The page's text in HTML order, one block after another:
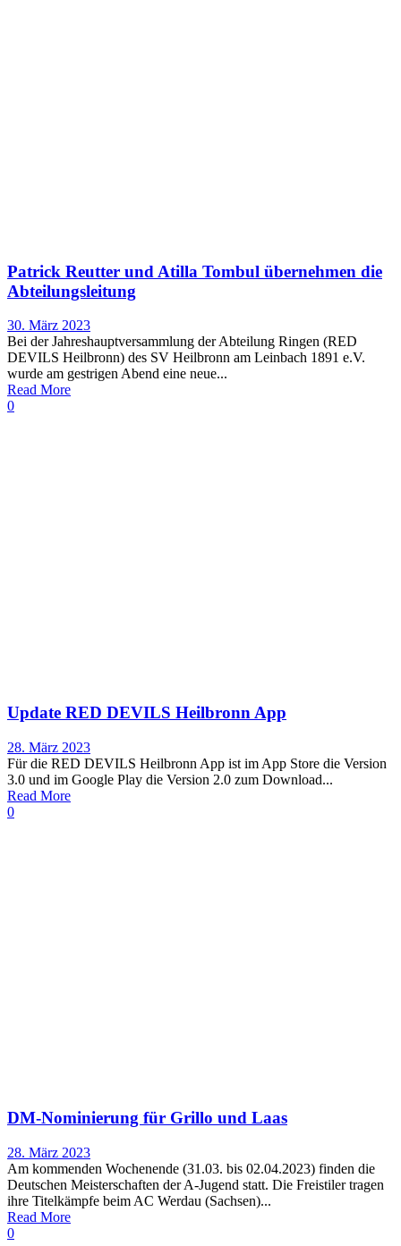
Patrick Reutter und Atilla Tombul übernehmen die
Abteilungsleitung
30. März 2023
Bei der Jahreshauptversammlung der Abteilung Ringen (RED
DEVILS Heilbronn) des SV Heilbronn am Leinbach 1891 e.V.
wurde am gestrigen Abend eine neue...
Read More
0
Update RED DEVILS Heilbronn App
28. März 2023
Für die RED DEVILS Heilbronn App ist im App Store die Version
3.0 und im Google Play die Version 2.0 zum Download...
Read More
0
DM-Nominierung für Grillo und Laas
28. März 2023
Am kommenden Wochenende (31.03. bis 02.04.2023) finden die
Deutschen Meisterschaften der A-Jugend statt. Die Freistiler tragen
ihre Titelkämpfe beim AC Werdau (Sachsen)...
Read More
0